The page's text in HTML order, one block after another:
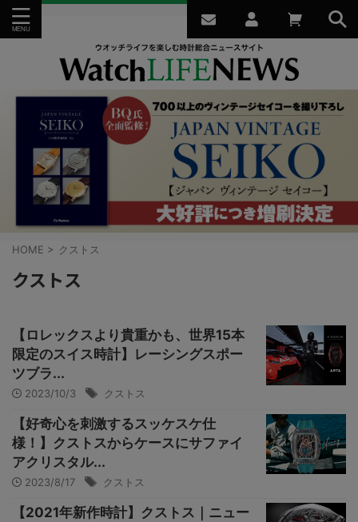
HOME > クストス
クストス
【ロレックスより貴重かも、世界15本
限定のスイス時計】レーシングスポー
ツブラ...
2023/10/3 クストス
【好奇心を刺激するスッケスケ仕
様！】クストスからケースにサファイ
アクリスタル...
2023/8/17 クストス
【2021年新作時計】クストス｜ニュー